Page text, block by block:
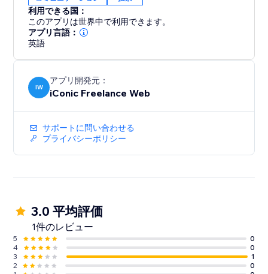
利用できる国：
このアプリは世界中で利用できます。
アプリ言語：
英語
IW
アプリ開発元：
iConic Freelance Web
サポートに問い合わせる
プライバシーポリシー
3.0 平均評価
1件のレビュー
5
0
4
0
3
1
2
0